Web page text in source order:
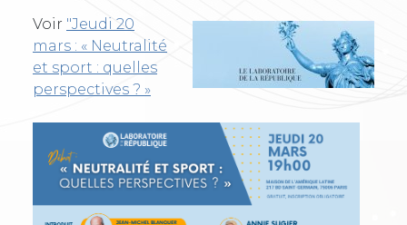
Voir "Jeudi 20
mars : « Neutralité
et sport : quelles
perspectives ? »